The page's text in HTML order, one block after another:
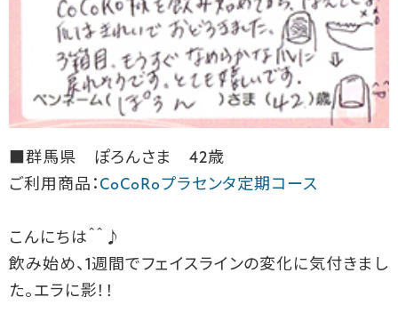
■群馬県 ぽろんさま 42歳
ご利用商品： CoCoRoプラセンタ定期コース
こんにちは＾＾
♪
飲み始め、 1週間でフェイスラインの変化に気付きまし
た。 エラに影！！